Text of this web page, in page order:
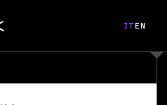
ITEN